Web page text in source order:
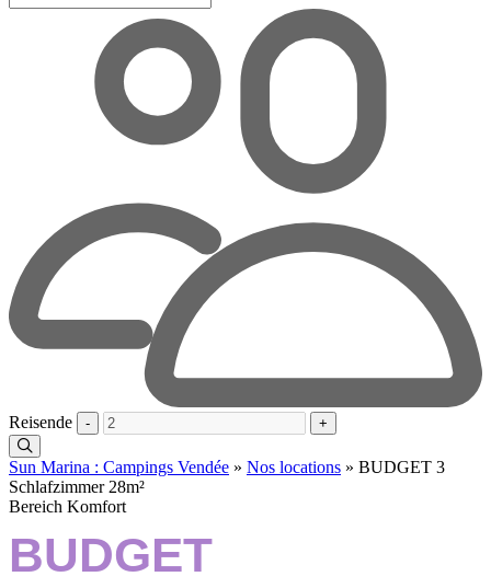
Reisende - +
Sun Marina : Campings Vendée » Nos locations » BUDGET 3
Schlafzimmer 28m²
Bereich Komfort
BUDGET